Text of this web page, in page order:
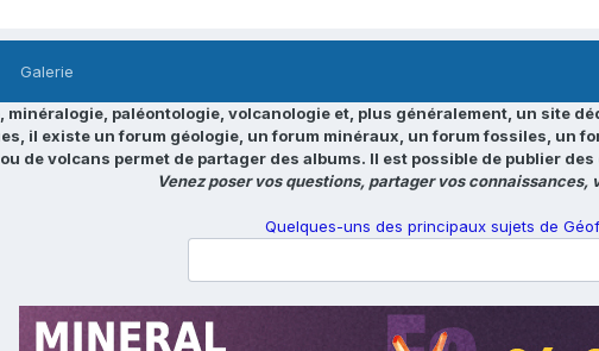
Galerie
minéralogie, paléontologie, volcanologie et, plus généralement, un site
il existe un forum géologie, un forum minéraux, un forum fossiles, un
de volcans permet de partager des albums. Il est possible de publier
Venez poser vos questions, partager vos connaissances,
Quelques-uns des principaux sujets de